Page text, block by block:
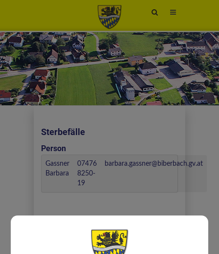
Site
toggle
Sterbefälle
Person
Gassner
Barbara
07476
8250-
19
barbara.gassner@biberbach.gv.at